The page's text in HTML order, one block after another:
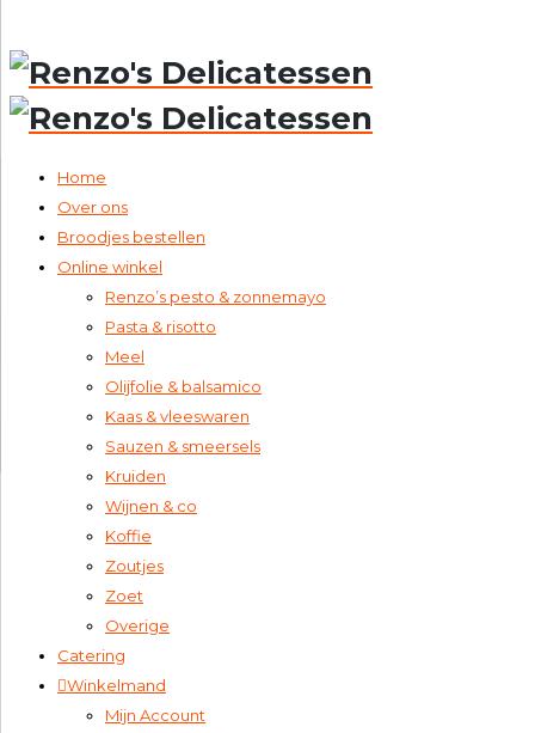
Home
Over ons
Broodjes bestellen
Online winkel
Renzo’s pesto & zonnemayo
Pasta & risotto
Meel
Olijfolie & balsamico
Kaas & vleeswaren
Sauzen & smeersels
Kruiden
Wijnen & co
Koffie
Zoutjes
Zoet
Overige
Catering
Winkelmand
Mijn Account